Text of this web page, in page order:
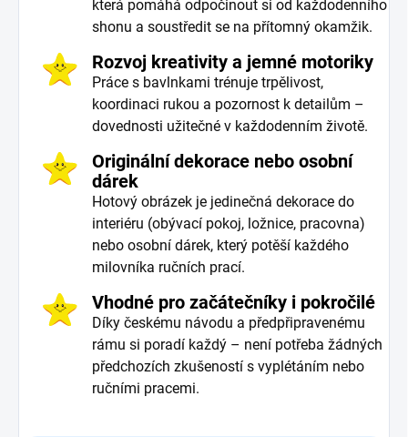
která pomáhá odpočinout si od každodenního
shonu a soustředit se na přítomný okamžik.
Rozvoj kreativity a jemné motoriky
Práce s bavlnkami trénuje trpělivost,
koordinaci rukou a pozornost k detailům –
dovednosti užitečné v každodenním životě.
Originální dekorace nebo osobní
dárek
Hotový obrázek je jedinečná dekorace do
interiéru (obývací pokoj, ložnice, pracovna)
nebo osobní dárek, který potěší každého
milovníka ručních prací.
Vhodné pro začátečníky i pokročilé
Díky českému návodu a předpřipravenému
rámu si poradí každý – není potřeba žádných
předchozích zkušeností s vyplétáním nebo
ručními pracemi.